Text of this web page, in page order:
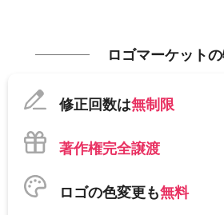
ロゴマーケット
修正回数は無制限
著作権完全譲渡
ロゴの色変更も無料